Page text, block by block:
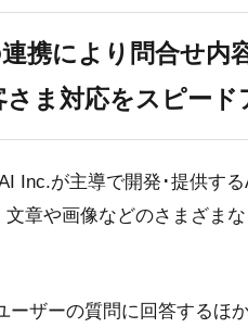
携により問合せ内
ま対応をスピード
Inc.が主導で開発･提供す
章や画像などのさまざま
ーザーの質問に回答するほ